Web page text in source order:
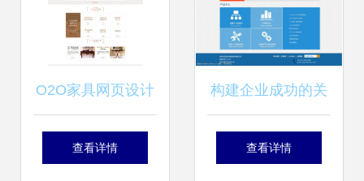
O2O家具网页设计
打造线上线下无缝
查看详情
构建企业成功的关
键 公司网页设计与
查看详情